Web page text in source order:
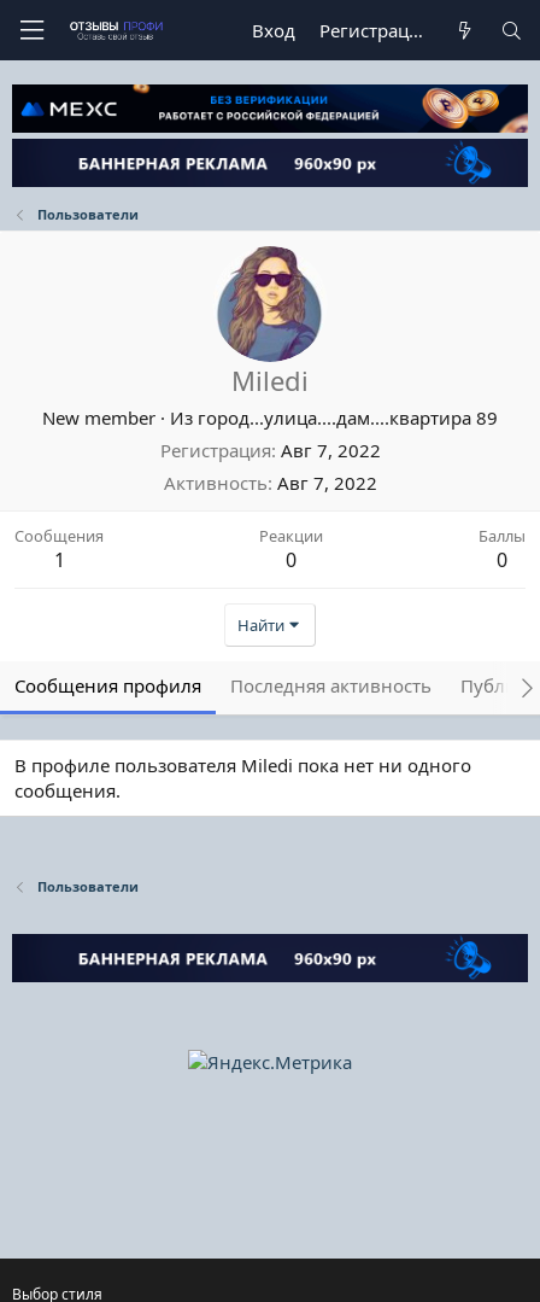
Вход Регистрация
Пользователи
Miledi
New member · Из город...улица....дам....квартира 89
Регистрация Авг 7, 2022
Активность Авг 7, 2022
Сообщения
1
Реакции
0
Баллы
0
Найти
Сообщения профиля Последняя активность
В профиле пользователя Miledi пока нет ни одного
сообщения.
Пользователи
Выбор стиля